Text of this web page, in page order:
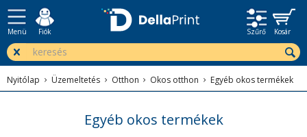
Menü Fiók Szűrő Kosár
Nyitólap Üzemeltetés Otthon Okos otthon Egyéb okos termékek
Egyéb okos termékek